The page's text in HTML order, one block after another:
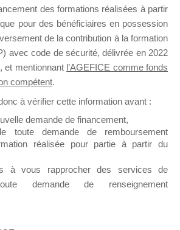
destiné aux Organismes de
souhaitent répondre à l’Appel à
du Dirigeant.
possible de laisser un message
question.
d’être
ce groupe
des formations réalisées à partir
pour des bénéficiaires en possession
de la contribution à la formation
avec code de sécurité, délivrée en 2022
et mentionnant l’AGEFICE comme fonds
compétent.
à vérifier cette information avant :
demande de financement,
toute demande de remboursement
réalisée pour partie à partir du
à vous rapprocher des services de
demande de renseignement